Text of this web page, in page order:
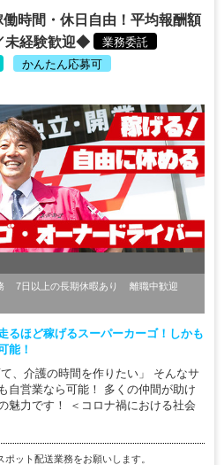
時間・休日自由！平均報酬額
未経験歓迎◆
業務委託
かんたん応募可
7日以上の長期休暇あり
離職中歓迎
ほど稼げるスーパーカーゴ！しかも
能！
、介護の時間を作りたい」 そんなサ
自営業なら可能！ 多くの仲間が助け
魅力です！ ＜コロナ禍における社会
ット配送業務をお願いします。